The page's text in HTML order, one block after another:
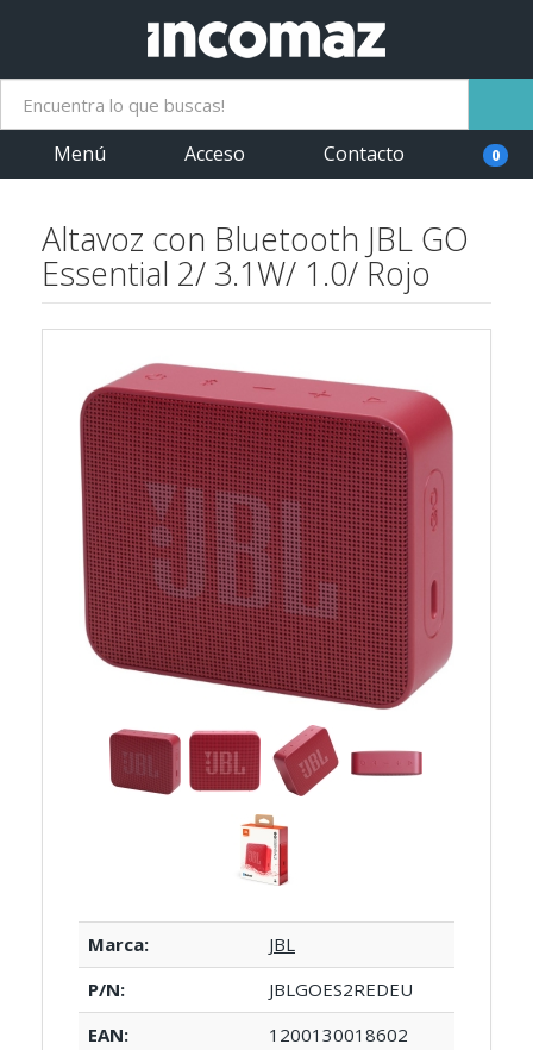
Menú Acceso Contacto 0
Altavoz con Bluetooth JBL GO
Essential 2/ 3.1W/ 1.0/ Rojo
Marca:
JBL
P/N:
JBLGOES2REDEU
EAN:
1200130018602